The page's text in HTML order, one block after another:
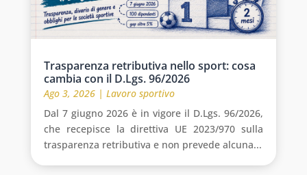
Trasparenza retributiva nello sport: cosa
cambia con il D.Lgs. 96/2026
Ago 3, 2026| Lavoro sportivo
Dal 7 giugno 2026 è in vigore il D.Lgs. 96/2026,
che recepisce la direttiva UE 2023/970 sulla
trasparenza retributiva e non prevede alcuna...